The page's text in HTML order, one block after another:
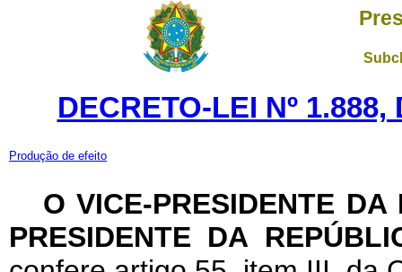
DECRETO-LEI Nº
Produção de efeito
O VICE-PRESIDENTE DA
PRESIDENTE DA